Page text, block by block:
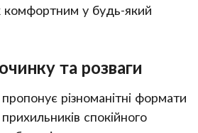
комфортним у будь-який
та розваги
різноманітні формати
спокійного